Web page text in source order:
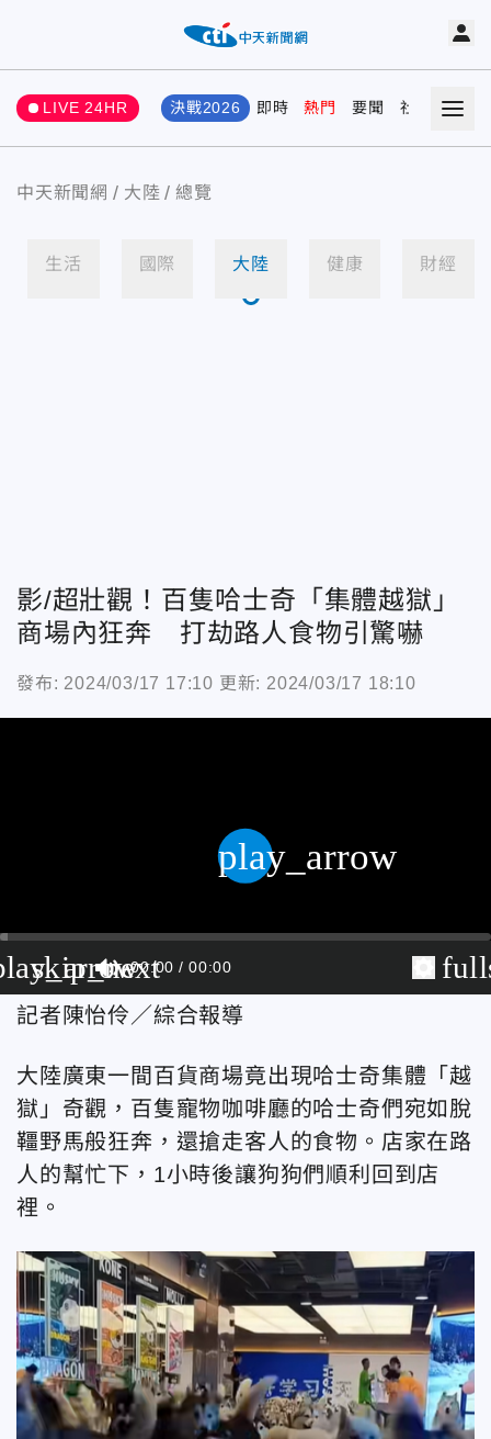
LIVE 24HR 決戰2026 即時 熱門 要聞 社會 娛樂
中天新聞網 大陸 總覽
生活 國際 大陸 健康 財經
影/超壯觀！百隻哈士奇「集體越獄」
商場內狂奔 打劫路人食物引驚嚇
發布: 2024/03/17 17:10 更新: 2024/03/17 18:10
skip_next
00:00 00:00
play_arrow
記者陳怡伶／綜合報導
大陸廣東一間百貨商場竟出現哈士奇集體「越
獄」奇觀，百隻寵物咖啡廳的哈士奇們宛如脫
韁野馬般狂奔，還搶走客人的食物。店家在路
人的幫忙下，1小時後讓狗狗們順利回到店
裡。